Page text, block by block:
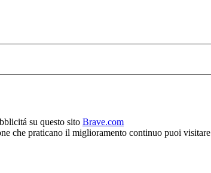
su questo sito Brave.com
che praticano il miglioramento continuo puoi visitare